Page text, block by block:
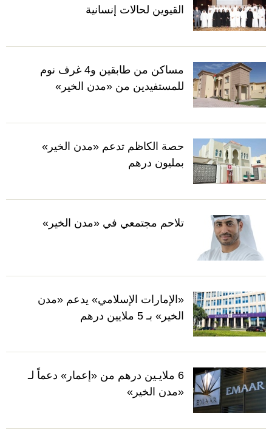
القيوين لحالات إنسانية
مساكن من طابقين و4 غرف نوم
للمستفيدين من «مدن الخير»
حصة الكاظم تدعم «مدن الخير»
بمليون درهم
تلاحم مجتمعي في «مدن الخير»
«الإمارات الإسلامي» يدعم «مدن
الخير» بـ 5 ملايين درهم
6 ملايـين درهم من «إعمار» دعماً لـ
«مدن الخير»